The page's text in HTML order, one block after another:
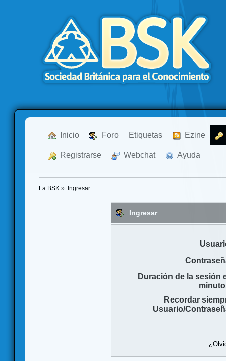
Inicio Foro Etiquetas Ezine
Registrarse Webchat Ayuda
La BSK » Ingresar
Ingresar
Duración de la sesión
Recordar
Usuario/